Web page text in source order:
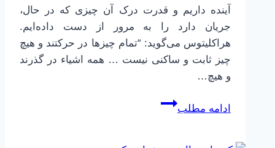
آینده داریم و قدرت درک آن چیزی که در حال،
جریان دارد را به مرور از دست داده‌ایم.
هراکلیتوس می‌گوید: “تمام چیزها در حرکتند و هیچ
چیز ثابت و ساکنی نیست … همه اشیاء در گذرند
و هیچ…
ادامه مطلب
مدیتیشن،